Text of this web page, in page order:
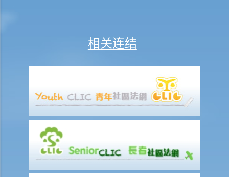
A. 香港不接纳「事实婚姻」
C. 保障同居伴侣免受暴力对待
E. 同居关系双方分手
2. 我的伴侣是香港居民，而我不是香港居民。我们一起生活了一年，但
未婚。我们的孩子也能获得香港永久居留权吗？
3. 如果我在与伴侣同居时对其居所或所在小区造成损毁，我是否需要承
相关连结